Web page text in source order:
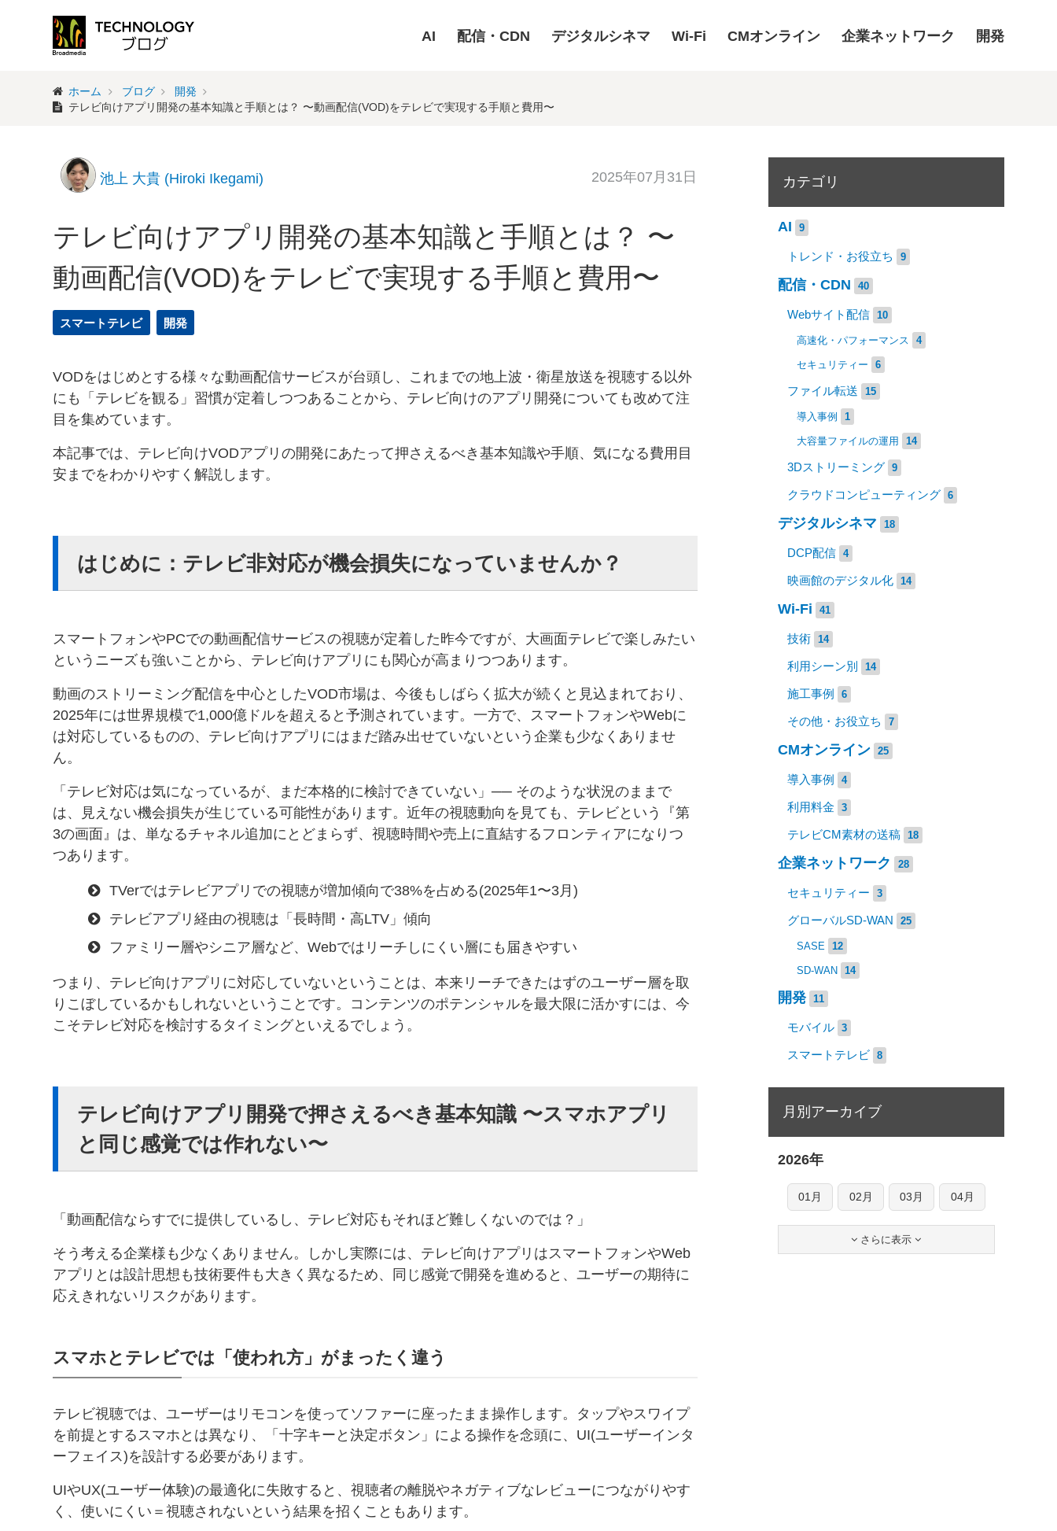
AI 配信・CDN デジタルシネマ Wi-Fi CMオンライン 企業ネットワーク 開発
ホーム ブログ
開発
テレビ向けアプリ開発の基本知識と手順とは？ 〜動画配信(VOD)をテレビで実現する手順と費用〜
池上 大貴 (Hiroki Ikegami) 2025年07月31日
テレビ向けアプリ開発の基本知識と手順とは？ 〜
動画配信(VOD)をテレビで実現する手順と費用〜
スマートテレビ 開発
VODをはじめとする様々な動画配信サービスが台頭し、これまでの地上波・衛星放送を視聴する以外
にも「テレビを観る」習慣が定着しつつあることから、テレビ向けのアプリ開発についても改めて注
目を集めています。
本記事では、テレビ向けVODアプリの開発にあたって押さえるべき基本知識や手順、気になる費用目
安までをわかりやすく解説します。
はじめに：テレビ非対応が機会損失になっていませんか？
スマートフォンやPCでの動画配信サービスの視聴が定着した昨今ですが、大画面テレビで楽しみたい
というニーズも強いことから、テレビ向けアプリにも関心が高まりつつあります。
動画のストリーミング配信を中心としたVOD市場は、今後もしばらく拡大が続くと見込まれており、
2025年には世界規模で1,000億ドルを超えると予測されています。一方で、スマートフォンやWebに
は対応しているものの、テレビ向けアプリにはまだ踏み出せていないという企業も少なくありませ
ん。
「テレビ対応は気になっているが、まだ本格的に検討できていない」── そのような状況のままで
は、見えない機会損失が生じている可能性があります。近年の視聴動向を見ても、テレビという『第
3の画面』は、単なるチャネル追加にとどまらず、視聴時間や売上に直結するフロンティアになりつ
つあります。
TVerではテレビアプリでの視聴が増加傾向で38%を占める(2025年1〜3月)
テレビアプリ経由の視聴は「長時間・高LTV」傾向
ファミリー層やシニア層など、Webではリーチしにくい層にも届きやすい
つまり、テレビ向けアプリに対応していないということは、本来リーチできたはずのユーザー層を取
りこぼしているかもしれないということです。コンテンツのポテンシャルを最大限に活かすには、今
こそテレビ対応を検討するタイミングといえるでしょう。
テレビ向けアプリ開発で押さえるべき基本知識 〜スマホアプリ
と同じ感覚では作れない〜
「動画配信ならすでに提供しているし、テレビ対応もそれほど難しくないのでは？」
そう考える企業様も少なくありません。しかし実際には、テレビ向けアプリはスマートフォンやWeb
アプリとは設計思想も技術要件も大きく異なるため、同じ感覚で開発を進めると、ユーザーの期待に
応えきれないリスクがあります。
スマホとテレビでは「使われ方」がまったく違う
テレビ視聴では、ユーザーはリモコンを使ってソファーに座ったまま操作します。タップやスワイプ
を前提とするスマホとは異なり、「十字キーと決定ボタン」による操作を念頭に、UI(ユーザーインタ
ーフェイス)を設計する必要があります。
UIやUX(ユーザー体験)の最適化に失敗すると、視聴者の離脱やネガティブなレビューにつながりやす
く、使いにくい＝視聴されないという結果を招くこともあります。
カテゴリ
AI 9
トレンド・お役立ち 9
配信・CDN 40
Webサイト配信 10
高速化・パフォーマンス 4
セキュリティー 6
ファイル転送 15
導入事例 1
大容量ファイルの運用 14
3Dストリーミング 9
クラウドコンピューティング 6
デジタルシネマ 18
DCP配信 4
映画館のデジタル化 14
Wi-Fi 41
技術 14
利用シーン別 14
施工事例 6
その他・お役立ち 7
CMオンライン 25
導入事例 4
利用料金 3
テレビCM素材の送稿 18
企業ネットワーク 28
セキュリティー 3
グローバルSD-WAN 25
SASE 12
SD-WAN 14
開発 11
モバイル 3
スマートテレビ 8
月別アーカイブ
2026年
01月 02月 03月 04月
 さらに表示 